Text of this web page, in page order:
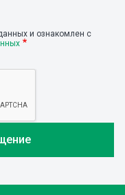
и ознакомлен с